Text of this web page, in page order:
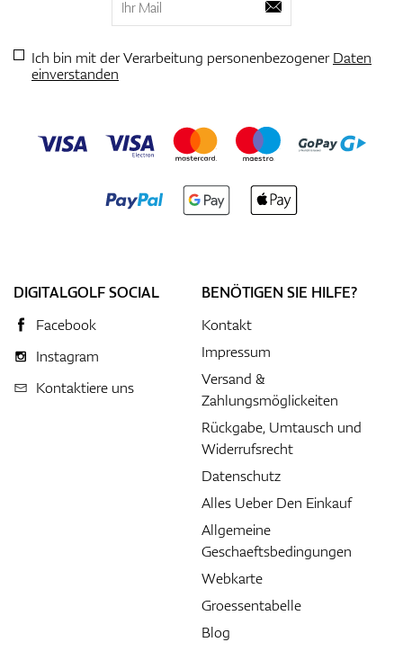
Ich bin mit der Verarbeitung personenbezogenerDaten
einverstanden
DIGITALGOLF SOCIAL
Facebook
Instagram
Kontaktiere uns
BENÖTIGEN SIE HILFE?
Kontakt
Impressum
Versand &
Zahlungsmöglickeiten
Rückgabe, Umtausch und
Widerrufsrecht
Datenschutz
Alles Ueber Den Einkauf
Allgemeine
Geschaeftsbedingungen
Webkarte
Groessentabelle
Blog